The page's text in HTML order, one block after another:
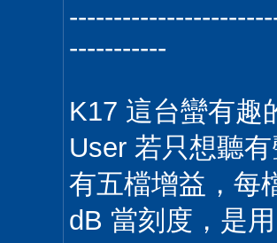
-----------
K17 這台蠻有趣
User 若只想聽
有五檔增益，每
dB 當刻度，是